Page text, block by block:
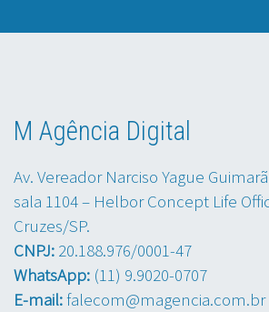
M Agência Digital
Av. Vereador Narciso Yague
sala 1104 – Helbor Concept Life
Cruzes/SP.
CNPJ: 20.188.976/0001-47
WhatsApp: (11) 9.9020-0707
E-mail:falecom@magencia.com.br